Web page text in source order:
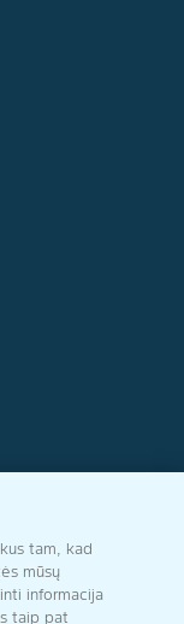
tam, kad
mūsų
informacija
taip pat